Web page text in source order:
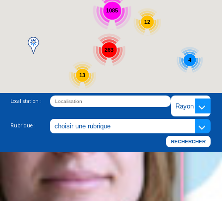
1085
13
263
4
12
Localistation :
Rubrique :